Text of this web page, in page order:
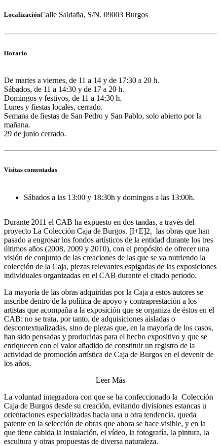
LocalizaciónCalle Saldaña, S/N. 09003 Burgos
Horario
De martes a viernes, de 11 a 14 y de 17:30 a 20 h.
Sábados, de 11 a 14:30 y de 17 a 20 h.
Domingos y festivos, de 11 a 14:30 h.
Lunes y fiestas locales, cerrado.
Semana de fiestas de San Pedro y San Pablo, solo abierto por la
mañana.
29 de junio cerrado.
Visitas comentadas
Sábados a las 13:00 y 18:30h y domingos a las 13:00h.
Durante 2011 el CAB ha expuesto en dos tandas, a través del
proyecto La Colección Caja de Burgos. [I+E]2, las obras que han
pasado a engrosar los fondos artísticos de la entidad durante los tres
últimos años (2008, 2009 y 2010), con el propósito de ofrecer una
visión de conjunto de las creaciones de las que se va nutriendo la
colección de la Caja, piezas relevantes espigadas de las exposiciones
individuales organizadas en el CAB durante el citado periodo.
La mayoría de las obras adquiridas por la Caja a estos autores se
inscribe dentro de la política de apoyo y contraprestación a los
artistas que acompaña a la exposición que se organiza de éstos en el
CAB: no se trata, por tanto, de adquisiciones aisladas o
descontextualizadas, sino de piezas que, en la mayoría de los casos,
han sido pensadas y producidas para el hecho expositivo y que se
enriquecen con el valor añadido de constituir un registro de la
actividad de promoción artística de Caja de Burgos en el devenir de
los años.
Leer Más
La voluntad integradora con que se ha confeccionado la Colección
Caja de Burgos desde su creación, evitando divisiones estancas u
orientaciones especializadas hacia una u otra tendencia, queda
patente en la selección de obras que ahora se hace visible, y en la
que tiene cabida la instalación, el vídeo, la fotografía, la pintura, la
escultura y otras propuestas de diversa naturaleza.